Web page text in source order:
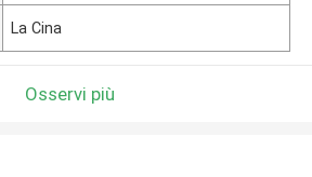
La Cina
Osservi più